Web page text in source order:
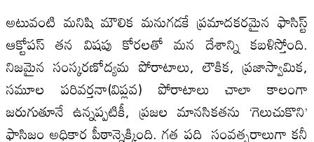
అటువంటి మనిషి మౌలిక మనుగడకే ప్రమాదకరమైన ఫాసిస్ట్
ఆక్టోపస్ తన విషపు కోరలతో మన దేశాన్ని కబళిస్తోంది.
నిజమైన సంస్కరణోద్యమ పోరాటాలు, లౌకిక, ప్రజాస్వామిక,
సమూల పరివర్తనా(విప్లవ) పోరాటాలు చాలా కాలంగా
జరుగుతూనే ఉన్నప్పటికీ, ప్రజల మానసికతను ‘గెలుచుకొని’
ఫాసిజం అధికార పీఠాన్నెక్కింది. గత పది సంవత్సరాలుగా కనీ